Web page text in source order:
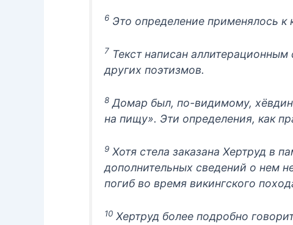
6 Это определение применялось к
7 Текст написан
других поэтизмов.
8 Домар был, по-видимому,
на пищу». Эти определения, как
9 Хотя стела заказана Хертруд в
дополнительных сведений о нем
погиб во время викингского
10 Хертруд более подробно